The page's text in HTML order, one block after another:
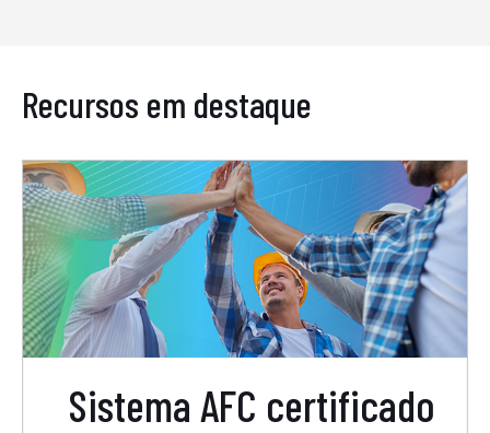
Recursos em destaque
Sistema AFC certificado